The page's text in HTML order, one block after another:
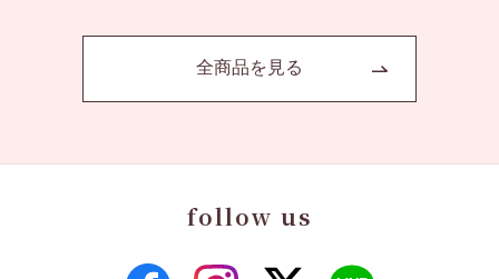
全商品を見る
follow us